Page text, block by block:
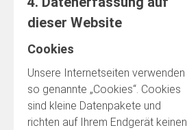
dieser Website
Cookies
Unsere Internetseiten verwenden
so genannte „Cookies“. Cookies
sind kleine Datenpakete und
richten auf Ihrem Endgerät keinen